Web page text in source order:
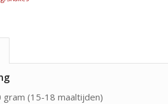
gram (15-18 maaltijden)